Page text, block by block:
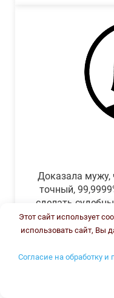
Доказала мужу,
точный,
сделать
можно было
был
Этот сайт использует
использовать сайт, Вы
Согласие на обработку